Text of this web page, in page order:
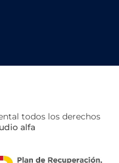
todos los derechos
alfa